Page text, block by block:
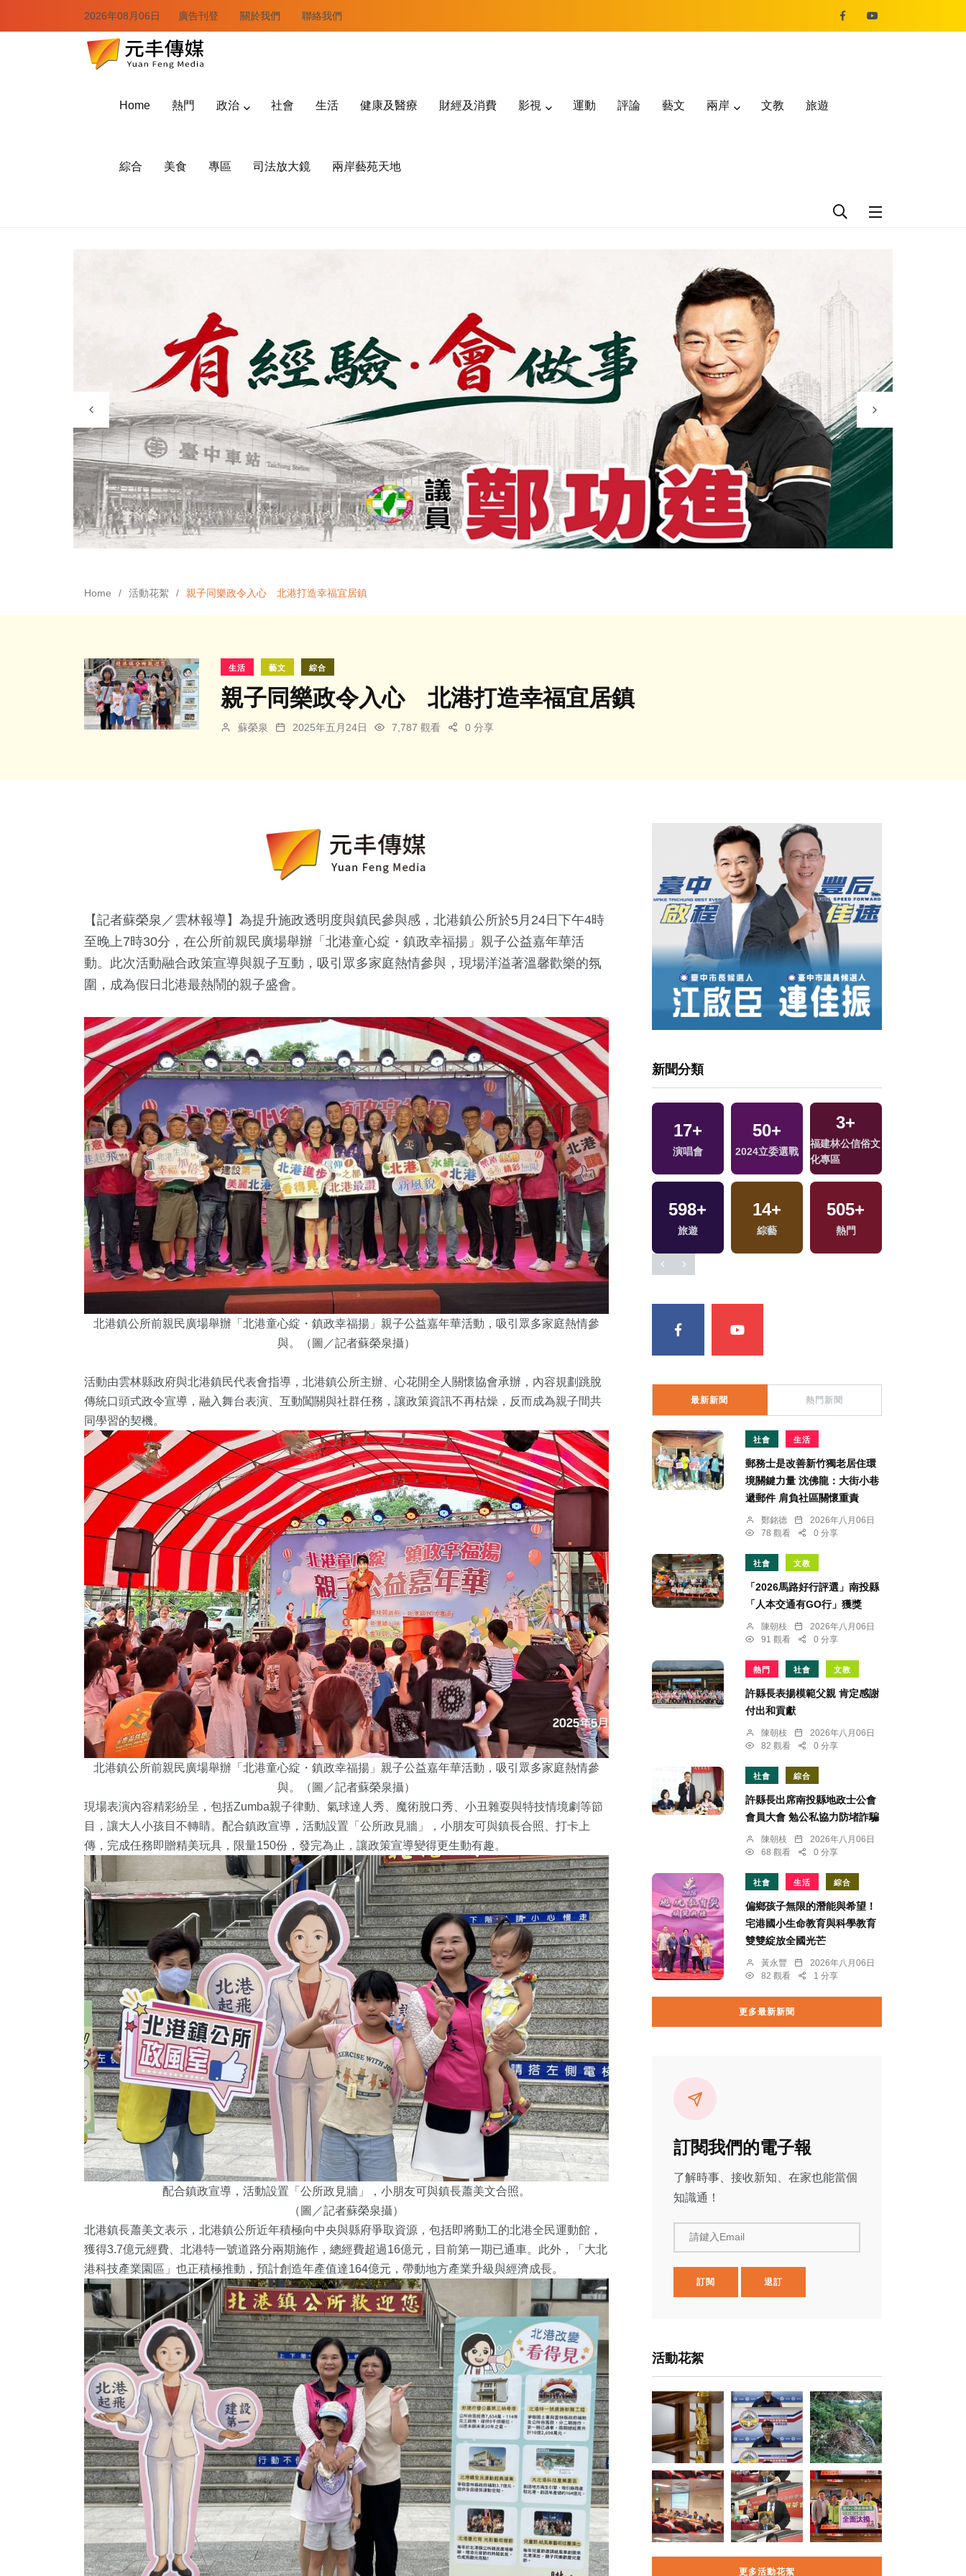
2026年08月06日 廣告刊登 關於我們 聯絡我們
Home 熱門 政治 社會 生活 健康及醫療 財經及消費 影視 運動 評論 藝文 兩岸 文教 旅遊
綜合 美食 專區 司法放大鏡 兩岸藝苑天地
Home 活動花絮 親子同樂政令入心 北港打造幸福宜居鎮
生活 藝文 綜合
親子同樂政令入心 北港打造幸福宜居鎮
蘇榮泉 2025年五月24日 7,787 觀看 0 分享
【記者蘇榮泉／雲林報導】為提升施政透明度與鎮民參與感，北港鎮公所於5月24日下午4時
至晚上7時30分，在公所前親民廣場舉辦「北港童心綻・鎮政幸福揚」親子公益嘉年華活
動。此次活動融合政策宣導與親子互動，吸引眾多家庭熱情參與，現場洋溢著溫馨歡樂的氛
圍，成為假日北港最熱鬧的親子盛會。
北港鎮公所前親民廣場舉辦「北港童心綻・鎮政幸福揚」親子公益嘉年華活動，吸引眾多家庭熱情參
與。（圖／記者蘇榮泉攝）
活動由雲林縣政府與北港鎮民代表會指導，北港鎮公所主辦、心花開全人關懷協會承辦，內容規劃跳脫
傳統口頭式政令宣導，融入舞台表演、互動闖關與社群任務，讓政策資訊不再枯燥，反而成為親子間共
同學習的契機。
北港鎮公所前親民廣場舉辦「北港童心綻・鎮政幸福揚」親子公益嘉年華活動，吸引眾多家庭熱情參
與。（圖／記者蘇榮泉攝）
現場表演內容精彩紛呈，包括Zumba親子律動、氣球達人秀、魔術脫口秀、小丑雜耍與特技情境劇等節
目，讓大人小孩目不轉睛。配合鎮政宣導，活動設置「公所政見牆」，小朋友可與鎮長合照、打卡上
傳，完成任務即贈精美玩具，限量150份，發完為止，讓政策宣導變得更生動有趣。
配合鎮政宣導，活動設置「公所政見牆」，小朋友可與鎮長蕭美文合照。
（圖／記者蘇榮泉攝）
北港鎮長蕭美文表示，北港鎮公所近年積極向中央與縣府爭取資源，包括即將動工的北港全民運動館，
獲得3.7億元經費、北港特一號道路分兩期施作，總經費超過16億元，目前第一期已通車。此外，「大北
港科技產業園區」也正積極推動，預計創造年產值達164億元，帶動地方產業升級與經濟成長。
新聞分類
378+
藝文
741+
財經及消費
100+
影視
2475 +
生活
2+
2023金鐘獎
2+
兩岸藝苑天地
1001+
文教
107+
美食
6
兩岸佛教文化交
流專區
1603 +
政治
244
運動
57
兩岸道教文化交
流專區
17+
演唱會
50+
2024立委選戰
3+
福建林公信俗文
化專區
598+
旅遊
14+
綜藝
505+
熱門
最新新聞 熱門新聞
社會 生活
郵務士是改善新竹獨老居住環
境關鍵力量 沈佛龍：大街小巷
遞郵件 肩負社區關懷重責
鄭銘德
2026年八月06日
78 觀看
0 分享
社會 文教
「2026馬路好行評選」南投縣
「人本交通有GO行」獲獎
陳朝枝
2026年八月06日
91 觀看
0 分享
熱門 社會 文教
許縣長表揚模範父親 肯定感謝
付出和貢獻
陳朝枝
2026年八月06日
82 觀看
0 分享
社會 綜合
許縣長出席南投縣地政士公會
會員大會 勉公私協力防堵詐騙
陳朝枝
2026年八月06日
68 觀看
0 分享
社會 生活 綜合
偏鄉孩子無限的潛能與希望！
宅港國小生命教育與科學教育
雙雙綻放全國光芒
黃永豐
2026年八月06日
82 觀看
1 分享
更多最新新聞
訂閱我們的電子報
了解時事、接收新知、在家也能當個
知識通！
請鍵入Email
訂閱 退訂
活動花絮
更多活動花絮